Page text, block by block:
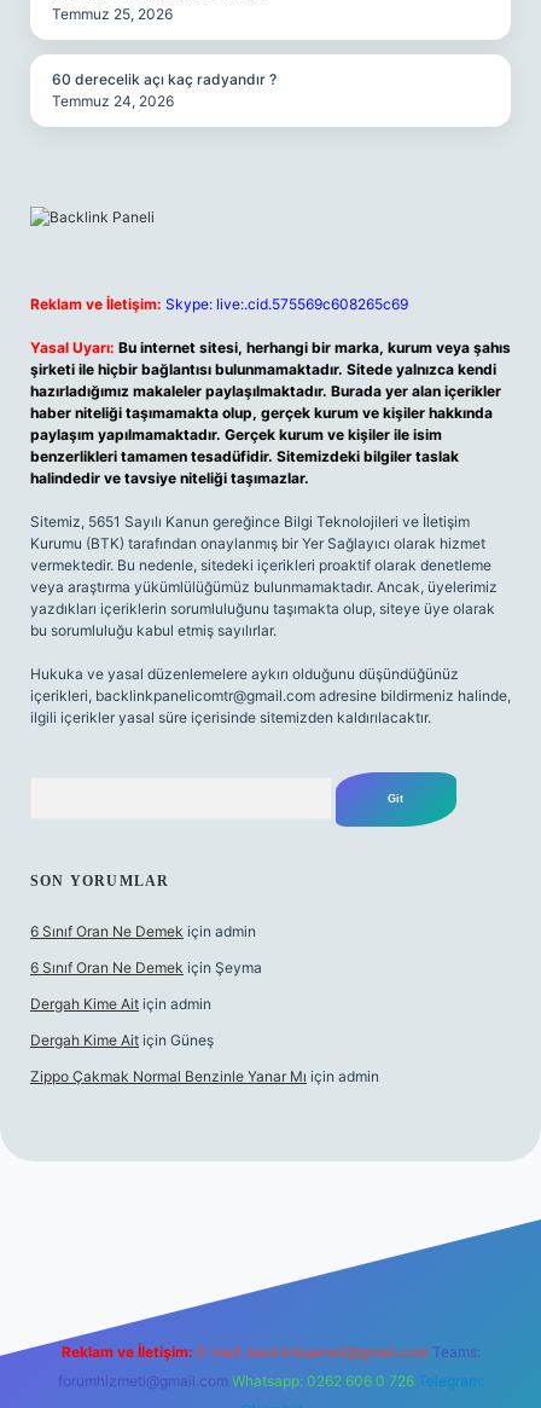
Temmuz 25, 2026
60 derecelik açı kaç radyandır ?
Temmuz 24, 2026
Reklam ve İletişim: Skype: live:.cid.575569c608265c69
Yasal Uyarı: Bu internet sitesi, herhangi bir marka, kurum veya şahıs
şirketi ile hiçbir bağlantısı bulunmamaktadır. Sitede yalnızca kendi
hazırladığımız makaleler paylaşılmaktadır. Burada yer alan içerikler
haber niteliği taşımamakta olup, gerçek kurum ve kişiler hakkında
paylaşım yapılmamaktadır. Gerçek kurum ve kişiler ile isim
benzerlikleri tamamen tesadüfidir. Sitemizdeki bilgiler taslak
halindedir ve tavsiye niteliği taşımazlar.
Sitemiz, 5651 Sayılı Kanun gereğince Bilgi Teknolojileri ve İletişim
Kurumu (BTK) tarafından onaylanmış bir Yer Sağlayıcı olarak hizmet
vermektedir. Bu nedenle, sitedeki içerikleri proaktif olarak denetleme
veya araştırma yükümlülüğümüz bulunmamaktadır. Ancak, üyelerimiz
yazdıkları içeriklerin sorumluluğunu taşımakta olup, siteye üye olarak
bu sorumluluğu kabul etmiş sayılırlar.
Hukuka ve yasal düzenlemelere aykırı olduğunu düşündüğünüz
içerikleri, backlinkpanelicomtr@gmail.com adresine bildirmeniz halinde,
ilgili içerikler yasal süre içerisinde sitemizden kaldırılacaktır.
SON YORUMLAR
6 Sınıf Oran Ne Demek için admin
6 Sınıf Oran Ne Demek için Şeyma
Dergah Kime Ait için admin
Dergah Kime Ait için Güneş
Zippo Çakmak Normal Benzinle Yanar Mı için admin
Reklam ve İletişim: E-mail: backlinkpaneli@gmail.com Teams:
forumhizmeti@gmail.com Whatsapp: 0262 606 0 726 Telegram: